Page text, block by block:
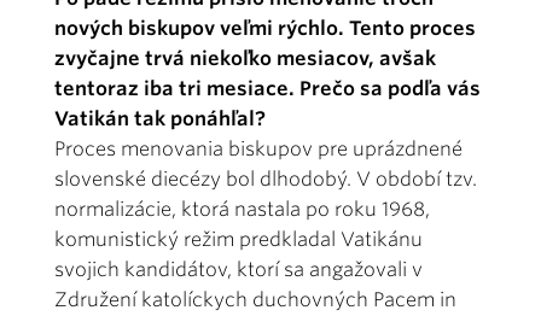
nových biskupov veľmi rýchlo. Tento proces
zvyčajne trvá niekoľko mesiacov, avšak
tentoraz iba tri mesiace. Prečo sa podľa vás
Vatikán tak ponáhľal?
Proces menovania biskupov pre uprázdnené
slovenské diecézy bol dlhodobý. V období tzv.
normalizácie, ktorá nastala po roku 1968,
komunistický režim predkladal Vatikánu
svojich kandidátov, ktorí sa angažovali v
Združení katolíckych duchovných Pacem in